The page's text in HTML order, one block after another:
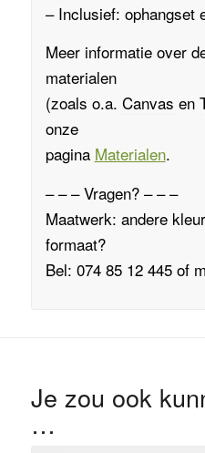
– Inclusief: ophangset
Meer informatie over
materialen
(zoals o.a. Canvas en
onze
pagina Materialen.
– – – Vragen? – – –
Maatwerk: andere
formaat?
Bel: 074 85 12 445 of
Je zou ook
…